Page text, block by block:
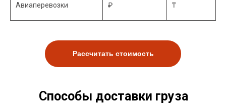
Авиаперевозки ₽ ₸
Рассчитать стоимость
Способы доставки груза